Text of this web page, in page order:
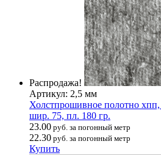
Распродажа!
Артикул: 2,5 мм
Холстпрошивное полотно хпп,
шир. 75, пл. 180 гр.
23.00 руб. за погонный метр
22.30 руб. за погонный метр
Купить